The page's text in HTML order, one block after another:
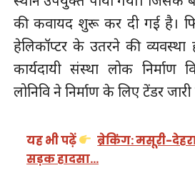
की कवायद शुरू कर दी गई है।
हेलिकॉप्टर के उतरने की व्यवस्था
कार्यदायी संस्था लोक निर्माण
लोनिवि ने निर्माण के लिए टेंडर
यह भी पढ़ें
ब्रेकिंग: मसूरी-
सड़क हादसा…